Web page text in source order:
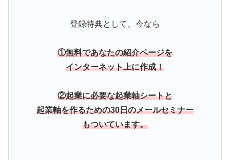
登録特典として、今なら
①無料であなたの紹介ページを
インターネット上に作成！
②起業に必要な起業軸シートと
起業軸を作るための30日のメールセミナー
もついています。